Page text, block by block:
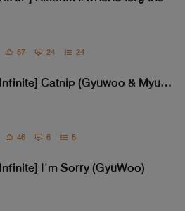
57 24 24
Catnip (Gyuwoo & Myung
46 6 5
I'm Sorry (GyuWoo)